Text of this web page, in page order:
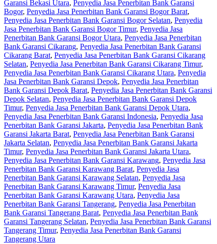
Garansi Bekasi Utara, Penyedia Jasa Penerbitan Bank Garansi
Bogor, Penyedia Jasa Penerbitan Bank Garansi Bogor Barat,
Penyedia Jasa Penerbitan Bank Garansi Bogor Selatan, Penyedia
Jasa Penerbitan Bank Garansi Bogor Timur, Penyedia Jasa
Penerbitan Bank Garansi Bogor Utara, Penyedia Jasa Penerbitan
Bank Garansi Cikarang, Penyedia Jasa Penerbitan Bank Garansi
Cikarang Barat, Penyedia Jasa Penerbitan Bank Garansi Cikarang
Selatan, Penyedia Jasa Penerbitan Bank Garansi Cikarang Timur,
Penyedia Jasa Penerbitan Bank Garansi Cikarang Utara, Penyedia
Jasa Penerbitan Bank Garansi Depok, Penyedia Jasa Penerbitan
Bank Garansi Depok Barat, Penyedia Jasa Penerbitan Bank Garansi
Depok Selatan, Penyedia Jasa Penerbitan Bank Garansi Depok
Timur, Penyedia Jasa Penerbitan Bank Garansi Depok Utara,
Penyedia Jasa Penerbitan Bank Garansi Indonesia, Penyedia Jasa
Penerbitan Bank Garansi Jakarta, Penyedia Jasa Penerbitan Bank
Garansi Jakarta Barat, Penyedia Jasa Penerbitan Bank Garansi
Jakarta Selatan, Penyedia Jasa Penerbitan Bank Garansi Jakarta
Timur, Penyedia Jasa Penerbitan Bank Garansi Jakarta Utara,
Penyedia Jasa Penerbitan Bank Garansi Karawang, Penyedia Jasa
Penerbitan Bank Garansi Karawang Barat, Penyedia Jasa
Penerbitan Bank Garansi Karawang Selatan, Penyedia Jasa
Penerbitan Bank Garansi Karawang Timur, Penyedia Jasa
Penerbitan Bank Garansi Karawang Utara, Penyedia Jasa
Penerbitan Bank Garansi Tangerang, Penyedia Jasa Penerbitan
Bank Garansi Tangerang Barat, Penyedia Jasa Penerbitan Bank
Garansi Tangerang Selatan, Penyedia Jasa Penerbitan Bank Garansi
Tangerang Timur, Penyedia Jasa Penerbitan Bank Garansi
Tangerang Utara